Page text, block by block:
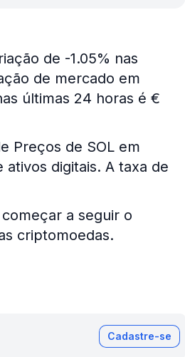
de -1.05% nas
de mercado em
últimas 24 horas é €
Preços de SOL em
digitais. A taxa de
a seguir o
criptomoedas.
Cadastre-se